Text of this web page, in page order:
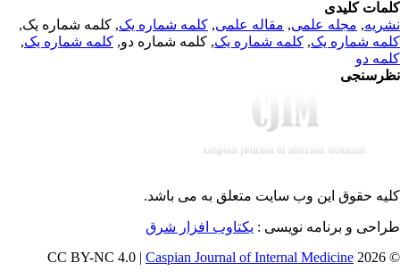
کلیدی
,مجله علمی, مقاله علمی, کلمه شماره یک, کلمه شماره یک,
شماره یک,کلمه شماره یک, کلمه شماره دو,کلمه شماره یک,
دو
حقوق این وب سایت متعلق بهمی باشد.
و برنامه نویسی : یکتاوب افزار شرق
©
Caspian Journal of Internal Medicine